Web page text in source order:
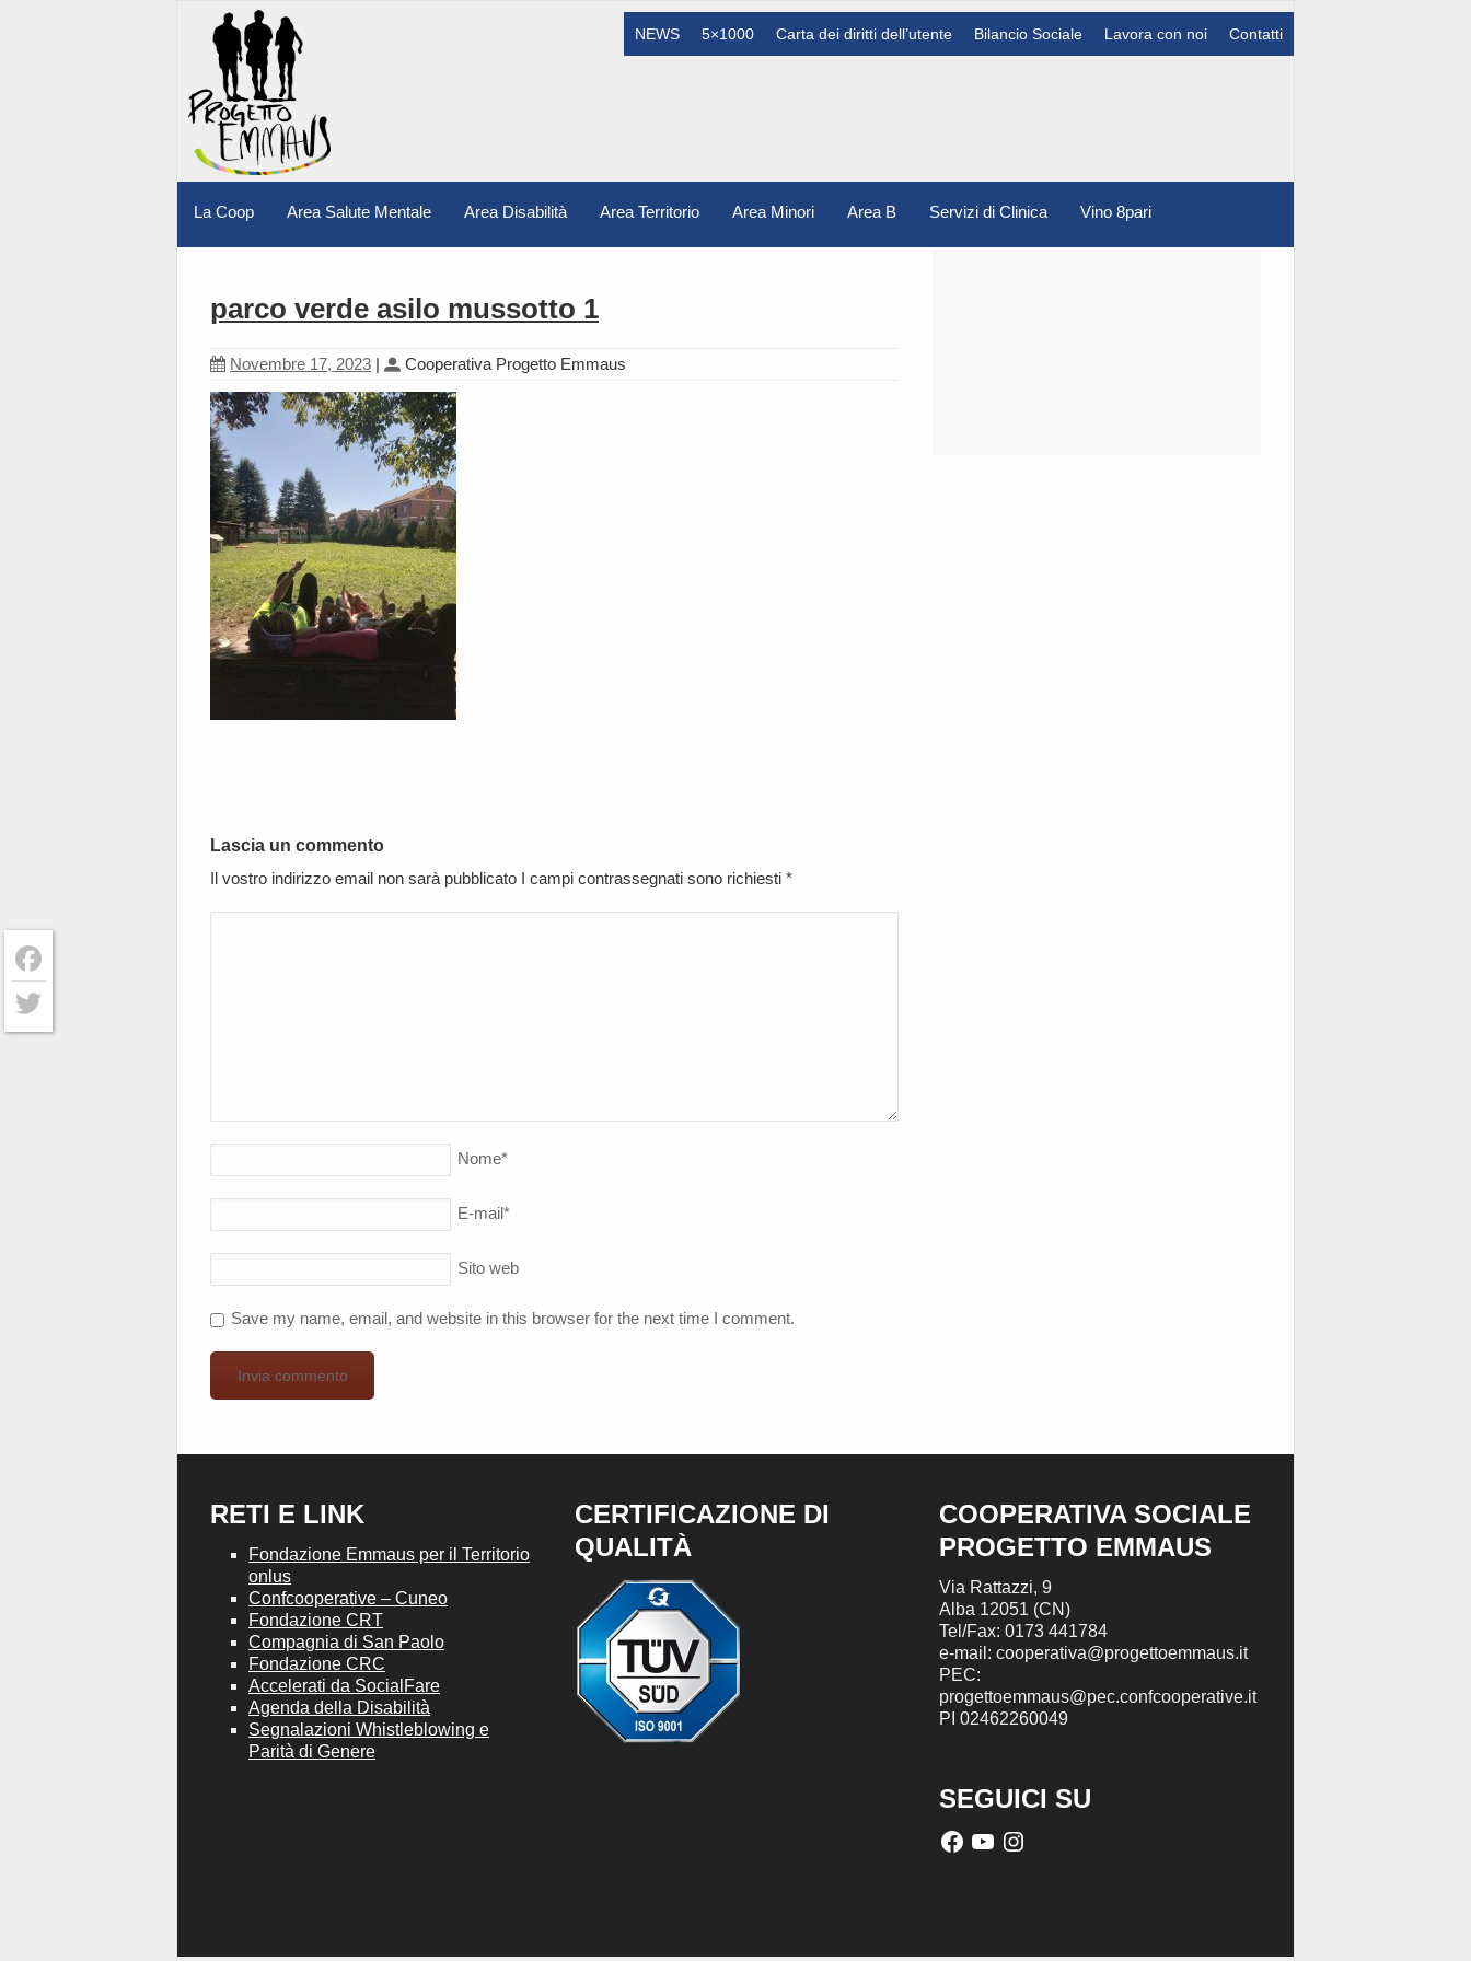
Contatti
Lavora con noi
Bilancio Sociale
Carta dei diritti dell’utente
5×1000
NEWS
La Coop Area Salute Mentale Area Disabilità Area Territorio Area Minori Area B Servizi di Clinica Vino 8pari
parco verde asilo mussotto 1
Novembre 17, 2023 | Cooperativa Progetto Emmaus
Lascia un commento
Il vostro indirizzo email non sarà pubblicato I campi contrassegnati sono richiesti *
Nome*
E-mail*
Sito web
Save my name, email, and website in this browser for the next time I comment.
RETI E LINK
Fondazione Emmaus per il Territorio
onlus
Confcooperative – Cuneo
Fondazione CRT
Compagnia di San Paolo
Fondazione CRC
Accelerati da SocialFare
Agenda della Disabilità
Segnalazioni Whistleblowing e
Parità di Genere
CERTIFICAZIONE DI
QUALITÀ
COOPERATIVA SOCIALE
PROGETTO EMMAUS
Via Rattazzi, 9
Alba 12051 (CN)
Tel/Fax: 0173 441784
e-mail: cooperativa@progettoemmaus.it
PEC:
progettoemmaus@pec.confcooperative.it
PI 02462260049
SEGUICI SU
Facebook
Twitter